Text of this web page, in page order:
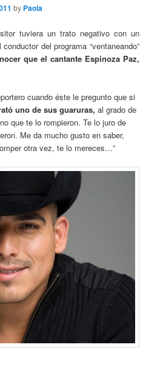
by Paola
tuviera un trato negativo con un
del programa “ventaneando”
que el cantante Espinoza Paz,
cuando éste le pregunto que si
uno de sus guaruras,al grado de
que te lo rompieron. Te lo juro de
Me da mucho gusto en saber,
otra vez, te lo mereces…”